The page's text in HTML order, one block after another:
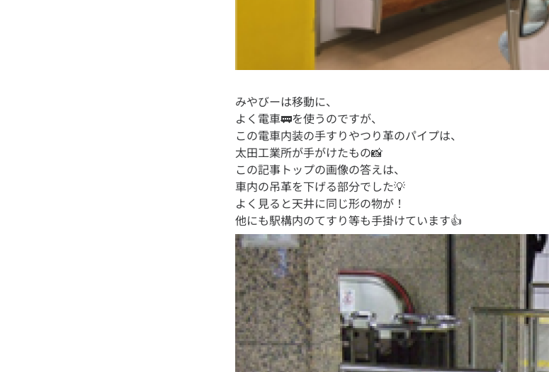
みやびーは移動に、
よく電車🚃を使うのですが、
この電車内装の手すりやつり革のパイプは、
太田工業所が手がけたもの📸
この記事トップの画像の答えは、
車内の吊革を下げる部分でした💡
よく見ると天井に同じ形の物が！